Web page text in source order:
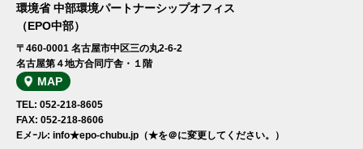
環境省 中部環境パートナーシップオフィス
（EPO中部）
〒460-0001 名古屋市中区三の丸2-6-2
名古屋第４地方合同庁舎・１階
MAP
TEL: 052-218-8605
FAX: 052-218-8606
Eメｰル: info★epo-chubu.jp（★を＠に変更してください。）